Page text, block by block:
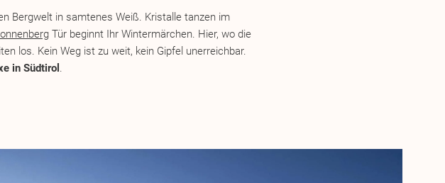
Bergwelt in samtenes Weiß. Kristalle tanzen im
Tür beginnt Ihr Wintermärchen. Hier, wo die
los. Kein Weg ist zu weit, kein Gipfel unerreichbar.
in Südtirol .